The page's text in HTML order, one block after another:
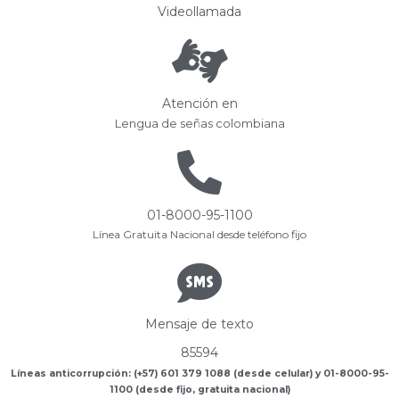
Videollamada
Atención en
Lengua de señas colombiana
01-8000-95-1100
Línea Gratuita Nacional desde teléfono fijo
Mensaje de texto
85594
Líneas anticorrupción: (+57) 601 379 1088 (desde celular) y 01-8000-95-
1100 (desde fijo, gratuita nacional)